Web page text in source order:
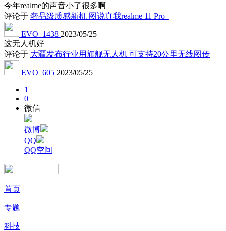
今年realme的声音小了很多啊
评论于 奢品级质感新机 图说真我realme 11 Pro+
EVO_1438 2023/05/25
这无人机好
评论于 大疆发布行业用旗舰无人机 可支持20公里无线图传
EVO_605 2023/05/25
1
0
微信
微博
QQ
QQ空间
首页
专题
科技